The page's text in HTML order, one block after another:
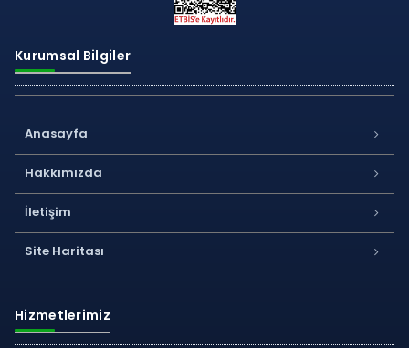
Kurumsal Bilgiler
Anasayfa
Hakkımızda
İletişim
Site Haritası
Hizmetlerimiz